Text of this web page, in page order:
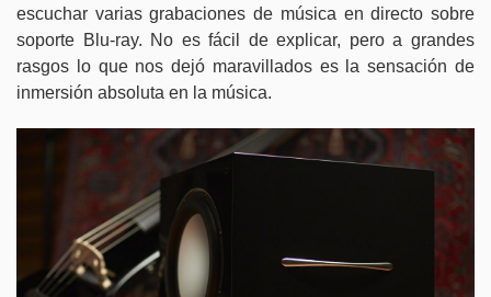
escuchar varias grabaciones de música en directo sobre
soporte Blu-ray. No es fácil de explicar, pero a grandes
rasgos lo que nos dejó maravillados es la sensación de
inmersión absoluta en la música.